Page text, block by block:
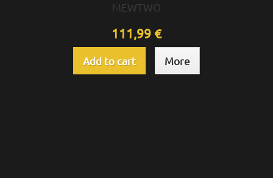
MEWTWO
111,99 €
Add to cart More